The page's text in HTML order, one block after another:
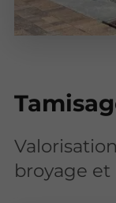
broyage et